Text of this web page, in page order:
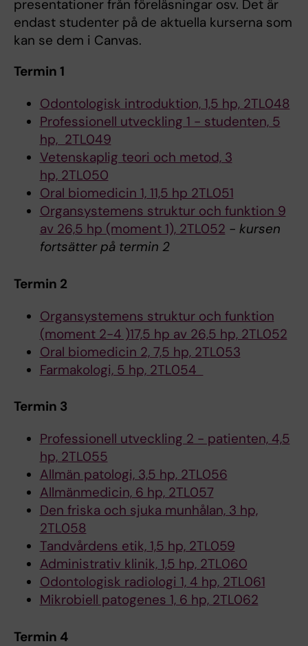
presentationer från föreläsningar osv. Det är
endast studenter på de aktuella kurserna som
kan se dem i Canvas.
Termin 1
Odontologisk introduktion, 1,5 hp, 2TL048
Professionell utveckling 1 - studenten, 5
hp, 2TL049
Vetenskaplig teori och metod, 3
hp, 2TL050
Oral biomedicin 1, 11,5 hp 2TL051
Organsystemens struktur och funktion 9
av 26,5 hp (moment 1), 2TL052 - kursen
fortsätter på termin 2
Termin 2
Organsystemens struktur och funktion
(moment 2-4 )17,5 hp av 26,5 hp, 2TL052
Oral biomedicin 2, 7,5 hp, 2TL053
Farmakologi, 5 hp, 2TL054
Termin 3
Professionell utveckling 2 - patienten, 4,5
hp, 2TL055
Allmän patologi, 3,5 hp, 2TL056
Allmänmedicin, 6 hp, 2TL057
Den friska och sjuka munhålan, 3 hp,
2TL058
Tandvårdens etik, 1,5 hp, 2TL059
Administrativ klinik, 1,5 hp, 2TL060
Odontologisk radiologi 1, 4 hp, 2TL061
Mikrobiell patogenes 1, 6 hp, 2TL062
Termin 4